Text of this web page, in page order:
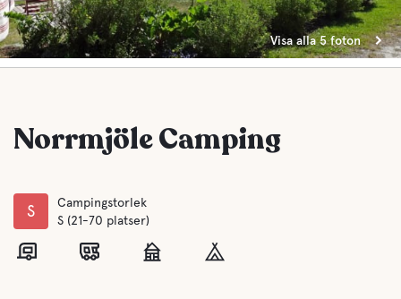
Visa alla 5 foton
Norrmjöle Camping
S
Campingstorlek
S (21-70 platser)